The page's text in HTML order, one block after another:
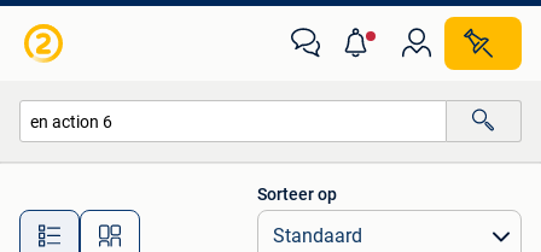
Alle afstanden…
Sorteer op